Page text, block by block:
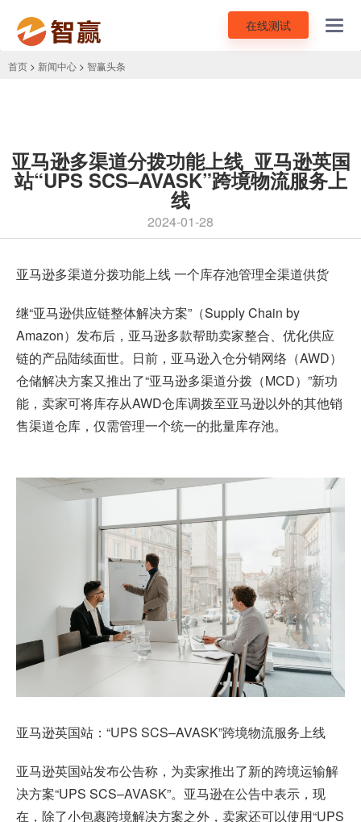
在线测试
首页 > 新闻中心 > 智赢头条
亚马逊多渠道分拨功能上线_亚马逊英国
站“UPS SCS–AVASK”跨境物流服务上
线
2024-01-28
亚马逊多渠道分拨功能上线 一个库存池管理全渠道供货
继“亚马逊供应链整体解决方案”（Supply Chain by
Amazon）发布后，亚马逊多款帮助卖家整合、优化供应
链的产品陆续面世。日前，亚马逊入仓分销网络（AWD）
仓储解决方案又推出了“亚马逊多渠道分拨（MCD）”新功
能，卖家可将库存从AWD仓库调拨至亚马逊以外的其他销
售渠道仓库，仅需管理一个统一的批量库存池。
亚马逊英国站 ：“UPS SCS–AVASK”跨境物流服务上线
亚马逊英国站发布公告称，为卖家推出了新的跨境运输解
决方案“UPS SCS–AVASK”。亚马逊在公告中表示，现
在，除了小包裹跨境解决方案之外，卖家还可以使用“UPS